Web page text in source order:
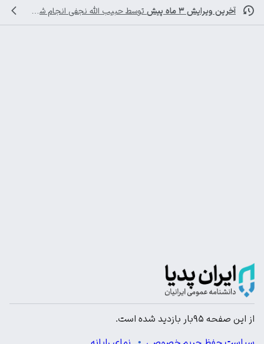
آخرین ویرایش ۳ ماه پیش توسط حبیب الله نجفی انجام شده است
از این صفحه ۹۵بار بازدید شده است.
سیاست حفظ حریم خصوصی نمای رایانه